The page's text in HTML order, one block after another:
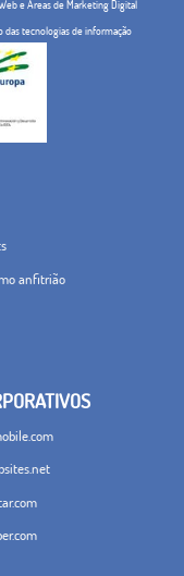
e Áreas de Marketing Digital
tecnologias de informação
anfitrião